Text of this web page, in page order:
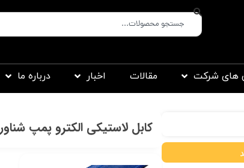
های شرکت مقالات اخبار درباره ما
کابل لاستیکی الکترو پمپ شناور